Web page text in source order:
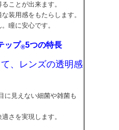
ことが出来ます。
装用感をもたらします。
瞳に安心です。
ップ®5つの特長
、レンズの透明感
に見えない細菌や雑菌も
さを実現します。